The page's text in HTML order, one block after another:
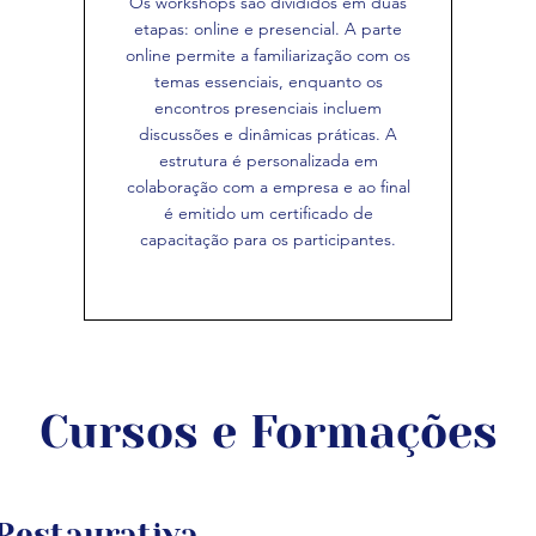
etapas: online e presencial. A parte
online permite a familiarização com os
temas essenciais, enquanto os
encontros presenciais incluem
discussões e dinâmicas práticas. A
estrutura é personalizada em
colaboração com a empresa e ao final
é emitido um certificado de
capacitação para os participantes.
Cursos e Formações